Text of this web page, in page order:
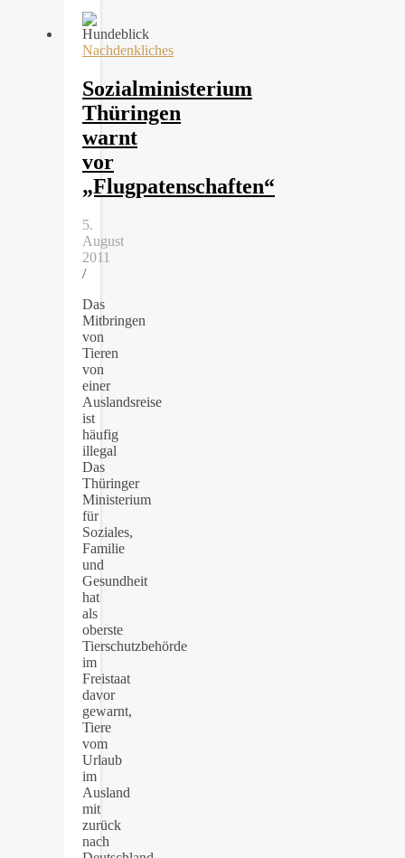
Nachdenkliches
Sozialministerium
Thüringen
warnt
vor
„Flugpatenschaften“
5.
August
2011
/
Das
Mitbringen
von
Tieren
von
einer
Auslandsreise
ist
häufig
illegal
Das
Thüringer
Ministerium
für
Soziales,
Familie
und
Gesundheit
hat
als
oberste
Tierschutzbehörde
im
Freistaat
davor
gewarnt,
Tiere
vom
Urlaub
im
Ausland
mit
zurück
nach